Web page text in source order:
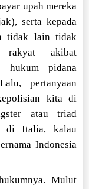
upah mereka
serta kepada
tidak lain tidak
rakyat akibat
hukum pidana
pertanyaan
kita di
atau triad
di Italia, kalau
Indonesia
Mulut